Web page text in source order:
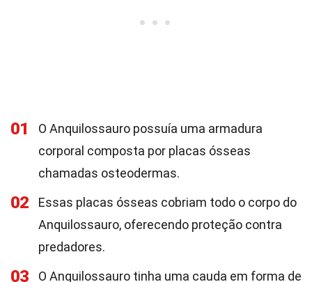
01
O Anquilossauro possuía uma armadura
corporal composta por placas ósseas
chamadas osteodermas.
02
Essas placas ósseas cobriam todo o corpo do
Anquilossauro, oferecendo proteção contra
predadores.
03
O Anquilossauro tinha uma cauda em forma de